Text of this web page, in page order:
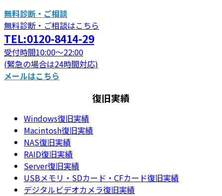
無料診断・ご相談
無料診断・ご相談はこちら
TEL:0120-8414-29
受付時間10:00～22:00
(緊急の場合は24時間対応)
メールはこちら
復旧実績
Windows復旧実績
Macintosh復旧実績
NAS復旧実績
RAID復旧実績
Server復旧実績
USBメモリ・SDカード・CFカード復旧実績
デジタルビデオカメラ復旧実績